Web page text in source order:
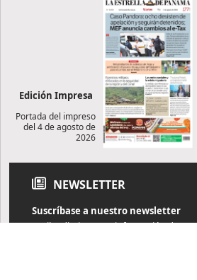
Edición Impresa
Portada del impreso
del 4 de agosto de
2026
NEWSLETTER
Suscríbase a nuestro newsletter
Reciba diariamente información de